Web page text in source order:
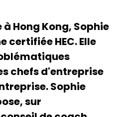
Hong Kong, Sophie
certifiée HEC. Elle
chefs d'entreprise
Sophie
sur